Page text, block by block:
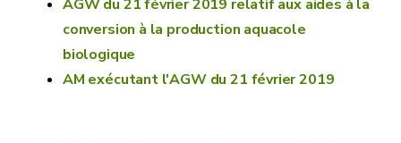
AGW du 21 février 2019 relatif aux aides à la
conversion à la production aquacole
biologique
AM exécutant l'AGW du 21 février 2019